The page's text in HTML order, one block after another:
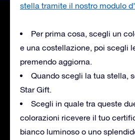
stella tramite il nostro modulo
Per prima cosa, scegli un
e una costellazione, poi scegli
premendo aggiorna.
Quando scegli la tua stella,
Star Gift.
Scegli in quale tra queste
colorazioni ricevere il tuo
bianco luminoso o uno